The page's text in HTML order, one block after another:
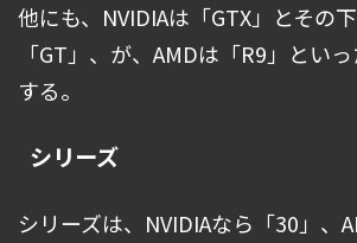
他にも、NVIDIAは「GTX」とその
「GT」、が、AMDは「R9」とい
する。
シリーズ
シリーズは、NVIDIAなら「30」、